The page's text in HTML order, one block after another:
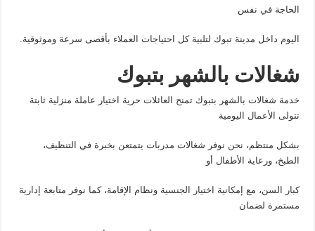
الحاجة في نفس
اليوم داخل مدينة تبوك لتلبية كل احتياجات العملاء بأقصى سرعة وموثوقية.
شغالات بالشهر بتبوك
خدمة شغالات بالشهر بتبوك تمنح العائلات حرية اختيار عاملة منزلية ثابتة
تتولى الأعمال اليومية
بشكل منتظم، نحن نوفر شغالات مدربات يتمتعن بخبرة في التنظيف،
الطبخ، ورعاية الأطفال أو
كبار السن، مع إمكانية اختيار الجنسية ونظام الإقامة، كما نوفر متابعة إدارية
مستمرة لضمان